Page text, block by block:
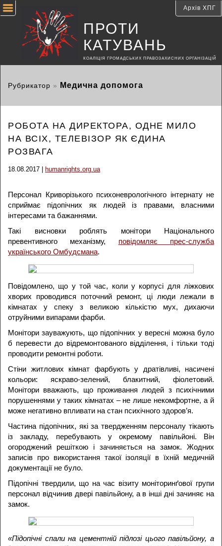
Архів ХПГ
ПРОТИ
КАТУВАНЬ
КОАЛІЦІЯ ГРОМАДСЬКИХ ПРАВОЗАХИСНИХ ОРГАНІЗАЦІЙ
Рубрикатор » Медична допомога
РОБОТА НА ДИРЕКТОРА, ОДНЕ МИЛО
НА ВСІХ, ТЕЛЕВІЗОР ЯК ЄДИНА
РОЗВАГА
18.08.2017 | humanrights.org.ua
Персонал Криворізького психоневрологічного інтернату не
сприймає підопічних як людей із правами, власними
інтересами та бажаннями.
Такі висновки роблять монітори Національного
превентивного механізму, повідомляє прес-служба
українського Омбудсмана.
Повідомлено, що у той час, коли у корпусі для ліжкових
хворих проводився поточний ремонт, ці люди лежали в
кімнатах у спеку з великою кількістю мух, дихаючи
отруйними випарами фарби.
Монітори зауважують, що підопічних у вересні можна було
б перевести до відремонтованого відділення, і тільки тоді
проводити ремонтні роботи.
Стіни житлових кімнат фарбують у дратівливі, насичені
кольори: яскраво-зелений, блакитний, фіолетовий.
Монітори вважають, що проживання людей з психічними
порушеннями у таких кімнатах – не лише некомфортне, а й
може негативно впливати на стан психічного здоров’я.
Частина підопічних, які за твердженням персоналу тікають
із закладу, перебувають у окремому павільйоні. Він
огороджений решіткою і зачиняється на замок. Жодних
записів про використання такої ізоляції в їхній медичній
документації не було.
Підопічні твердили, що на час візиту моніторинґової групи
персонал відчинив двері павільйону, а в інші дні зачиняє на
замок.
«Підопічні спали на цементній підлозі цього павільйону, а